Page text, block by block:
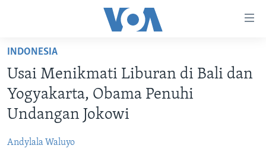
Akses
Lanjut
ke
Konten
Utama
ke
VIDEO
DAFTAR PROGRAM
INDONESIA
Usai Menikmati Liburan di Bali dan
Yogyakarta, Obama Penuhi
Undangan Jokowi
Andylala Waluyo